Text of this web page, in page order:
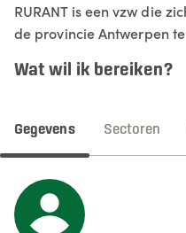
RURANT is een vzw die
de provincie Antwerpen
Wat wil ik bereiken?
Gegevens Sectoren